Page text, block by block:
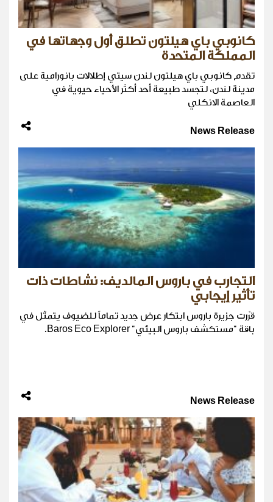
كانوبي باي هيلتون تطلق أول وجهاتها في
المملكة المتحدة
تقدم كانوبي باي هيلتون لندن سيتي إطلالات بانورامية على
مدينة لندن، لتجسد طبيعة أحد أكثر الأحياء حيوية في
العاصمة الانكلي
News Release
التجارب في باروس المالديف: نشاطات ذات
تأثير إيجابي
قرّرت جزيرة باروس ابتكار عرض جديد تماماً للضيوف يتمثّل في
باقة "مستكشف باروس البيئي" Baros Eco Explorer.
News Release